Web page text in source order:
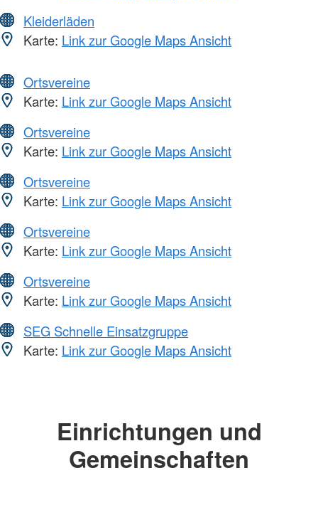
Kleiderläden
Karte: Link zur Google Maps Ansicht
Ortsvereine
Karte: Link zur Google Maps Ansicht
Ortsvereine
Karte: Link zur Google Maps Ansicht
Ortsvereine
Karte: Link zur Google Maps Ansicht
Ortsvereine
Karte: Link zur Google Maps Ansicht
Ortsvereine
Karte: Link zur Google Maps Ansicht
SEG Schnelle Einsatzgruppe
Karte: Link zur Google Maps Ansicht
Einrichtungen und
Gemeinschaften